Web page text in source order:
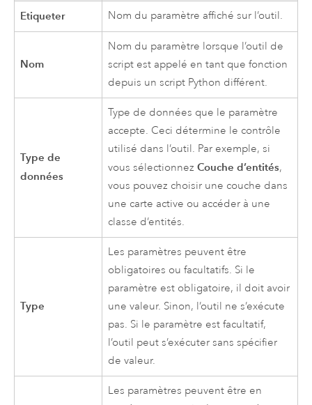
Etiqueter Nom du paramètre affiché sur l’outil.
Nom
Nom du paramètre lorsque l’outil de
script est appelé en tant que fonction
depuis un script Python différent.
Type de
données
Type de données que le paramètre
accepte. Ceci détermine le contrôle
utilisé dans l’outil. Par exemple, si
vous sélectionnezCouche d’entités,
vous pouvez choisir une couche dans
une carte active ou accéder à une
classe d’entités.
Type
Les paramètres peuvent être
obligatoires ou facultatifs. Si le
paramètre est obligatoire, il doit avoir
une valeur. Sinon, l’outil ne s’exécute
pas. Si le paramètre est facultatif,
l’outil peut s’exécuter sans spécifier
de valeur.
Les paramètres peuvent être en